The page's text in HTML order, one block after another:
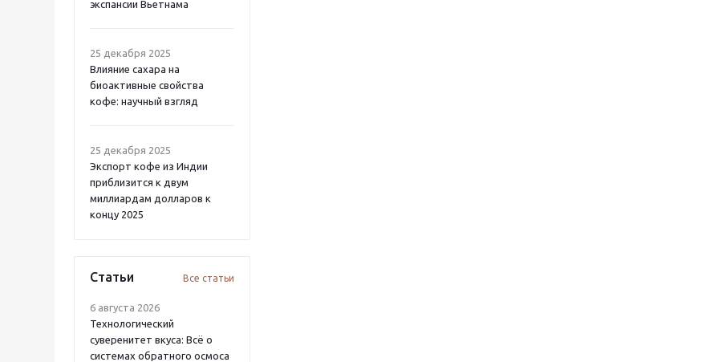
экспансии Вьетнама
25 декабря 2025
Влияние сахара на
биоактивные свойства
кофе: научный взгляд
25 декабря 2025
Экспорт кофе из Индии
приблизится к двум
миллиардам долларов к
концу 2025
Статьи Все статьи
6 августа 2026
Технологический
суверенитет вкуса: Всё о
системах обратного осмоса